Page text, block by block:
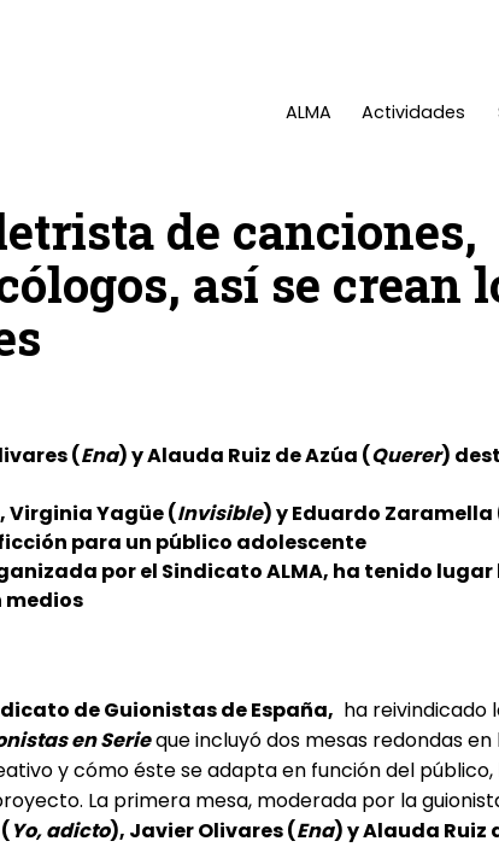
ALMA Actividades
de canciones,
así se crean
(Ena) y Alauda Ruiz de Azúa (Querer)
Virginia Yagüe (Invisible) y Eduardo Zaramella
para un público adolescente
por el Sindicato ALMA, ha tenido lugar
medios
de Guionistas de España, ha reivindicado
en Serieque incluyó dos mesas redondas en
y cómo éste se adapta en función del público,
La primera mesa, moderada por la
Yo, adicto), Javier Olivares (Ena) y Alauda Ruiz